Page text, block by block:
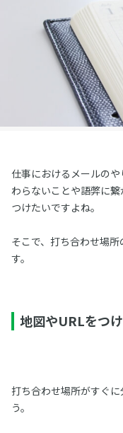
仕事におけるメールの
わらないことや語弊に
つけたいですよね。
そこで、打ち合わせ場
す。
地図やURLをつ
打ち合わせ場所がすぐ
う。